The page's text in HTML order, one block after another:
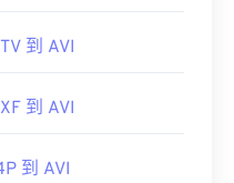
到 AVI
到 AVI
到 AVI